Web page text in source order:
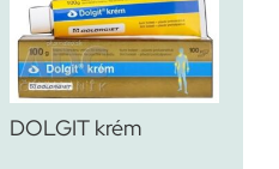
DOLGIT krém